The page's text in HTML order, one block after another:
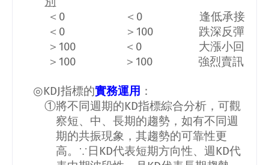
＜ 0 ＜ 0 逢低承接
＜ 0 ＞ 100 跌深反彈
＞ 100 ＜ 0 大漲小回
＞ 100 ＞ 100 強烈賣訊
◎KDJ指標的實務運用 ：
①將不同週期的KD指標綜合分析，可觀
察短、中、長期的趨勢，如有不同週
期的共振現象，其趨勢的可靠性更
高。∵日 KD代表短期方向性、週KD代